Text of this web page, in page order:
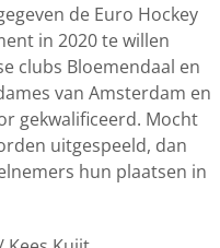
de Euro Hockey
in 2020 te willen
clubs Bloemendaal en
van Amsterdam en
gekwalificeerd. Mocht
uitgespeeld, dan
hun plaatsen in